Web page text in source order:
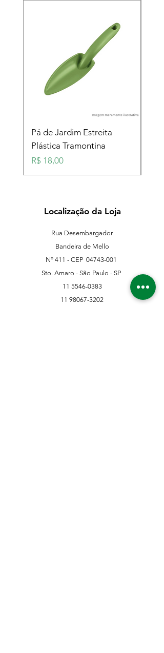
Pá de Jardim Estreita
Plástica Tramontina
Preço
R$ 18,00
Localização da Loja
Rua Desembargador
Bandeira de Mello
Nº 411 - CEP 04743-001
Sto. Amaro - São Paulo - SP
11 5546-0383
11 98067-3202